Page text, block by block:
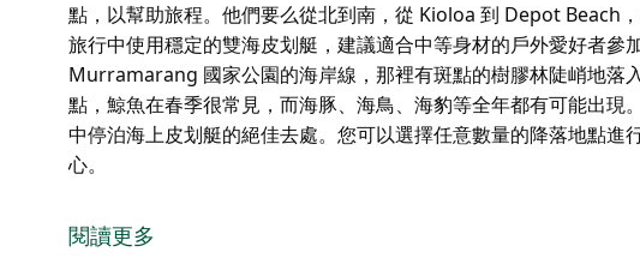
點，以幫助旅程。他們要么從北到南，從 Kioloa 到 Depot Beach
旅行中使用穩定的雙海皮划艇，建議適合中等身材的戶外愛好者參
Murramarang 國家公園的海岸線，那裡有斑點的樹膠林陡峭地落
點，鯨魚在春季很常見，而海豚、海鳥、海豹等全年都有可能出現
中停泊海上皮划艇的絕佳去處。您可以選擇任意數量的降落地點進
心。
將根據風和浪來選擇您一天的會麵點，以幫助旅程。他們要么從北
么朝相反的方向行進。他們在這些旅行中使用穩定的雙海皮划艇，
閱讀更多